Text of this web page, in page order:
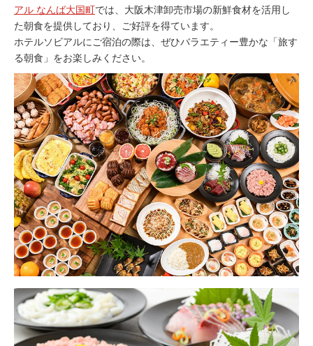
アル なんば大国町では、大阪木津卸売市場の新鮮食材を活用し
た朝食を提供しており、ご好評を得ています。
ホテルソビアルにご宿泊の際は、ぜひバラエティー豊かな「旅す
る朝食」をお楽しみください。